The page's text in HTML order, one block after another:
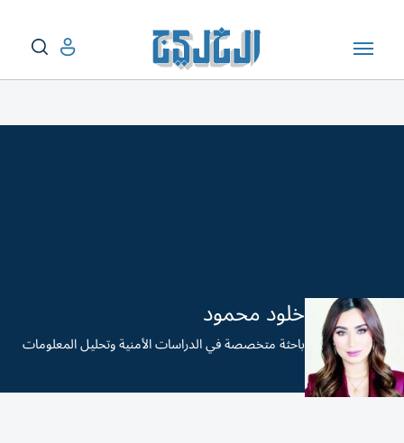
خلود محمود
باحثة متخصصة في الدراسات الأمنية وتحليل المعلومات